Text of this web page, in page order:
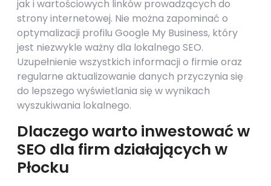
jak i wartościowych linków prowadzących do
strony internetowej. Nie można zapominać o
optymalizacji profilu Google My Business, który
jest niezwykle ważny dla lokalnego SEO.
Uzupełnienie wszystkich informacji o firmie oraz
regularne aktualizowanie danych przyczynia się
do lepszego wyświetlania się w wynikach
wyszukiwania lokalnego.
Dlaczego warto inwestować w
SEO dla firm działających w
Płocku